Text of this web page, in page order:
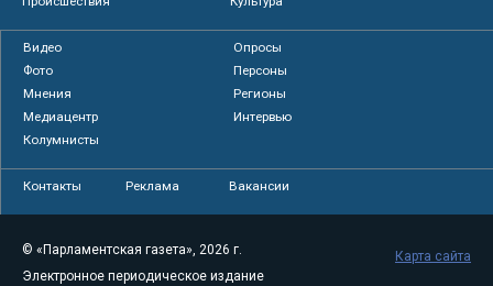
Видео
Опросы
Фото
Персоны
Мнения
Регионы
Медиацентр
Интервью
Колумнисты
Контакты Реклама Вакансии
© «Парламентская газета», 2026 г.
Электронное периодическое издание
Карта сайта